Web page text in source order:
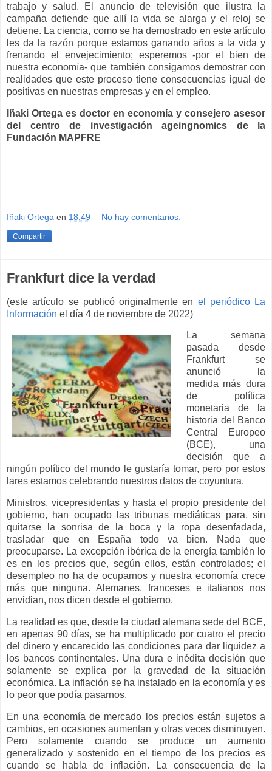
trabajo y salud. El anuncio de televisión que ilustra la
campaña defiende que allí la vida se alarga y el reloj se
detiene. La ciencia, como se ha demostrado en este artículo
les da la razón porque estamos ganando años a la vida y
frenando el envejecimiento; esperemos -por el bien de
nuestra economía- que también consigamos demostrar con
realidades que este proceso tiene consecuencias igual de
positivas en nuestras empresas y en el empleo.
Iñaki Ortega es doctor en economía y consejero asesor
del centro de investigación ageingnomics de la
Fundación MAPFRE
Iñaki Ortega en 18:49 No hay comentarios:
Compartir
Frankfurt dice la verdad
(este artículo se publicó originalmente en el periódico La
Información el día 4 de noviembre de 2022)
La semana
pasada desde
Frankfurt se
anunció la
medida más dura
de política
monetaria de la
historia del Banco
Central Europeo
(BCE), una
decisión que a
ningún político del mundo le gustaría tomar, pero por estos
lares estamos celebrando nuestros datos de coyuntura.
Ministros, vicepresidentas y hasta el propio presidente del
gobierno, han ocupado las tribunas mediáticas para, sin
quitarse la sonrisa de la boca y la ropa desenfadada,
trasladar que en España todo va bien. Nada que
preocuparse. La excepción ibérica de la energía también lo
es en los precios que, según ellos, están controlados; el
desempleo no ha de ocuparnos y nuestra economía crece
más que ninguna. Alemanes, franceses e italianos nos
envidian, nos dicen desde el gobierno.
La realidad es que, desde la ciudad alemana sede del BCE,
en apenas 90 días, se ha multiplicado por cuatro el precio
del dinero y encarecido las condiciones para dar liquidez a
los bancos continentales. Una dura e inédita decisión que
solamente se explica por la gravedad de la situación
económica. La inflación se ha instalado en la economía y es
lo peor que podía pasarnos.
En una economía de mercado los precios están sujetos a
cambios, en ocasiones aumentan y otras veces disminuyen.
Pero solamente cuando se produce un aumento
generalizado y sostenido en el tiempo de los precios es
cuando se habla de inflación. La consecuencia de la